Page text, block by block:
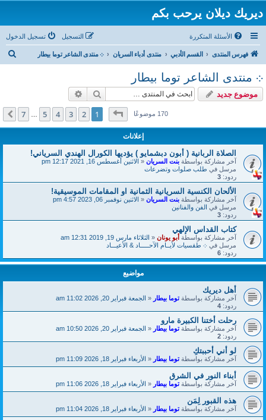
ديريك ديلان يرحب بكم
الأسئلة المتكررة تسجيل الدخول التسجيل
فهرس المنتدى القسم الأدبي منتدى أدباء السريان ܀ منتدى الشاعر توما بيطار
ب
܀ منتدى الشاعر توما بيطار
موضوع جديد بحث
170 موضوعًا صفحة1 من7
1
2
3
4
5
7 التالي
إعلانات
الصلاة الربانية ( أبون دبشمايو ) يؤديها الكورال الهندي السرياني!
آخر مشاركة بواسطةبنت السريان«الاثنين أغسطس 16, 2021 12:17 pm
مرسل فيطلب صلوات وتضرعات
ردود: 3
الألحان الكنسية السريانية الثمانية او المقامات الموسيقية!
آخر مشاركة بواسطةبنت السريان«الاثنين نوفمبر 06, 2023 4:57 pm
مرسل فيالفن والفنانين
ردود: 3
كتاب القداس الإلهي
آخر مشاركة بواسطةأبو يونان«الثلاثاء مارس 19, 2019 12:31 am
مرسل في܀ طقسيات لأيــام الآحـــــاد & الأعيـــاد
ردود: 6
مواضيع
أهل ديريك
آخر مشاركة بواسطةتوما بيطار«الجمعة فبراير 20, 2026 11:02 am
ردود: 4
رحلت أختنا الكبيرة مارو
آخر مشاركة بواسطةتوما بيطار«الجمعة فبراير 20, 2026 10:50 am
ردود: 2
لو أني أحببتكِ
آخر مشاركة بواسطةتوما بيطار«الأربعاء فبراير 18, 2026 11:09 pm
أبناء النور في الشرق
آخر مشاركة بواسطةتوما بيطار«الأربعاء فبراير 18, 2026 11:06 pm
هذه القبور لِمَن
آخر مشاركة بواسطةتوما بيطار«الأربعاء فبراير 18, 2026 11:04 pm